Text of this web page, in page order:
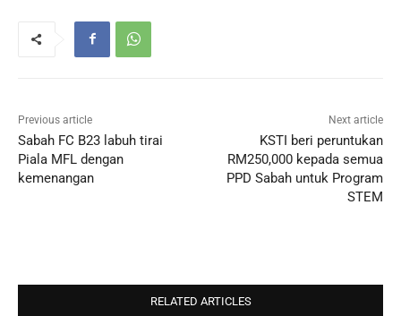
Previous article
Sabah FC B23 labuh tirai
Piala MFL dengan
kemenangan
Next article
KSTI beri peruntukan
RM250,000 kepada semua
PPD Sabah untuk Program
STEM
RELATED ARTICLES